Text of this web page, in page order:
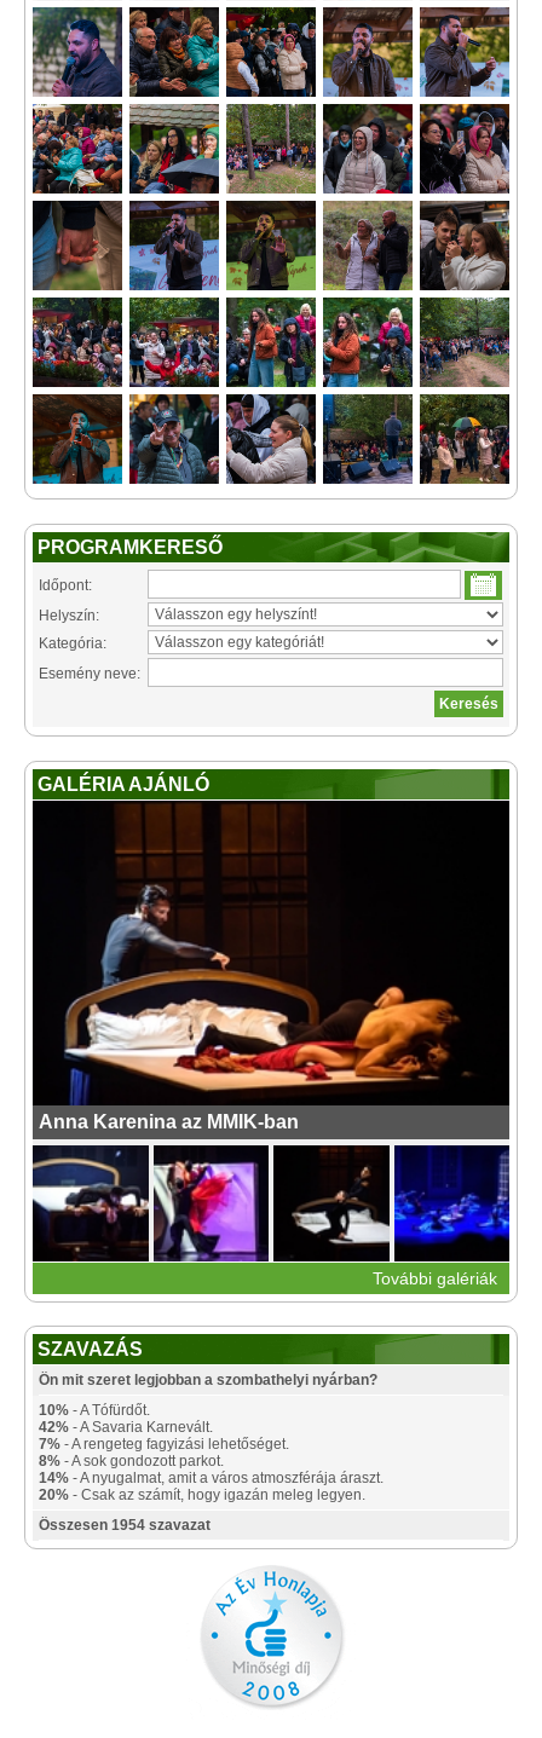
PROGRAMKERESŐ
Időpont:
Helyszín:
Kategória:
Esemény neve:
GALÉRIA AJÁNLÓ
Anna Karenina az MMIK-ban
További galériák
SZAVAZÁS
Ön mit szeret legjobban a szombathelyi nyárban?
10% - A Tófürdőt.
42% - A Savaria Karnevált.
7% - A rengeteg fagyizási lehetőséget.
8% - A sok gondozott parkot.
14% - A nyugalmat, amit a város atmoszférája áraszt.
20% - Csak az számít, hogy igazán meleg legyen.
Összesen 1954 szavazat